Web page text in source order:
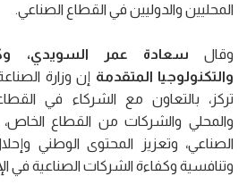
المحليين والدوليين في القطاع الصناعي.
وقال سعادة عمر السويدي،
والتكنولوجيا المتقدمة إن وزارة
تركز، بالتعاون مع الشركاء في
والمحلي والشركات من القطاع
الصناعي، وتعزيز المحتوى الوطني
وتنافسية وكفاءة الشركات الصناعية في